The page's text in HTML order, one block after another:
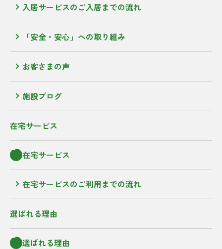
入居サービスのご入居までの流れ
「安全・安心」への取り組み
お客さまの声
施設ブログ
在宅サービス
在宅サービス
在宅サービスのご利用までの流れ
選ばれる理由
選ばれる理由